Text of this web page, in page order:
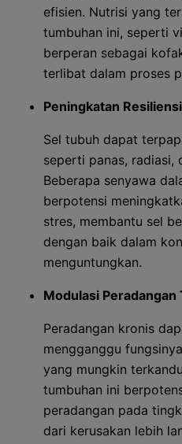
efisien. Nutrisi yang
tumbuhan ini, seperti
berperan sebagai
terlibat dalam proses
Peningkatan
Sel tubuh dapat
seperti panas, radiasi,
Beberapa senyawa
berpotensi
stres, membantu sel
dengan baik dalam
menguntungkan.
Modulasi
Peradangan kronis
mengganggu
yang mungkin
tumbuhan ini
peradangan pada
dari kerusakan lebih